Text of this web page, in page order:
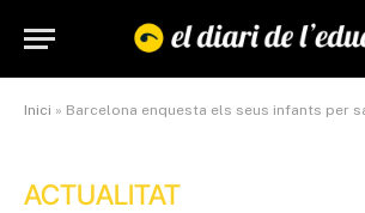
Inici » Barcelona enquesta els seus infants per
ACTUALITAT